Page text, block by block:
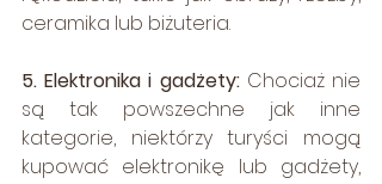
ceramika lub biżuteria.
5. Elektronika i gadżety: Chociaż nie
są tak powszechne jak inne
kategorie, niektórzy turyści mogą
kupować elektronikę lub gadżety,